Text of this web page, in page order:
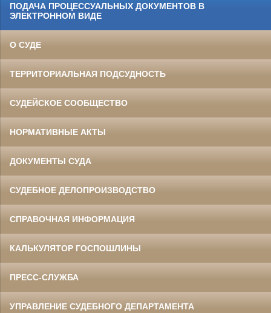
Адеева Асия Сулейманова
Участница Великой Отечественной войны
С 1942г. по 1945г. служила командиром отряда радиосвязистов в зенитных
Награждена медалью «За Победу над Германией» и Орденом Отечественной
ПОДАЧА ПРОЦЕССУАЛЬНЫХ ДОКУМЕНТОВ В
ЭЛЕКТРОННОМ ВИДЕ
О СУДЕ
ТЕРРИТОРИАЛЬНАЯ ПОДСУДНОСТЬ
СУДЕЙСКОЕ СООБЩЕСТВО
НОРМАТИВНЫЕ АКТЫ
ДОКУМЕНТЫ СУДА
СУДЕБНОЕ ДЕЛОПРОИЗВОДСТВО
СПРАВОЧНАЯ ИНФОРМАЦИЯ
КАЛЬКУЛЯТОР ГОСПОШЛИНЫ
ПРЕСС-СЛУЖБА
УПРАВЛЕНИЕ СУДЕБНОГО ДЕПАРТАМЕНТА